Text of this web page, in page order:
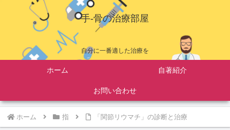
手-骨の治療部屋
自分に一番適した治療を
ホーム 自著紹介
お問い合わせ
ホーム 指 「関節リウマチ」の診断と治療